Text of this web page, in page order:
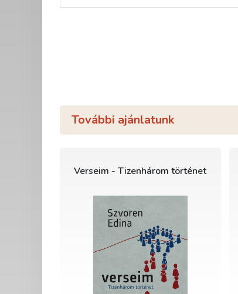
További ajánlatunk
Verseim - Tizenhárom történet